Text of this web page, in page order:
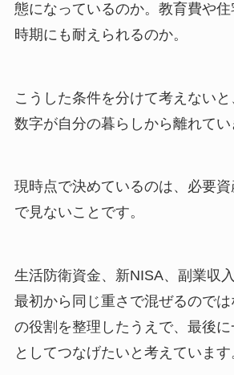
態になっているのか。教育費や
時期にも耐えられるのか。
こうした条件を分けて考えない
数字が自分の暮らしから離れてい
現時点で決めているのは、必要
で見ないことです。
生活防衛資金、新NISA、副業収
最初から同じ重さで混ぜるので
の役割を整理したうえで、最後
としてつなげたいと考えています